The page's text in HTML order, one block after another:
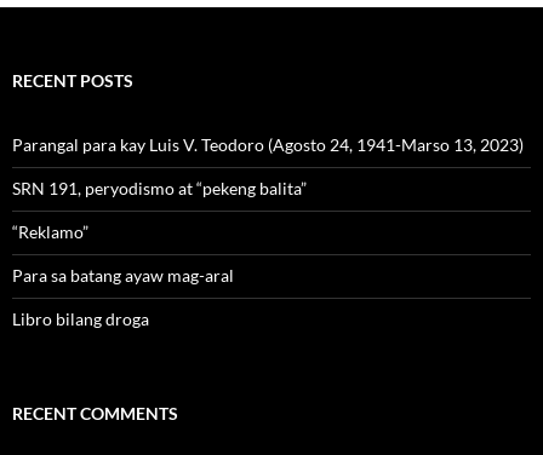
RECENT POSTS
Parangal para kay Luis V. Teodoro (Agosto 24, 1941-Marso 13, 2023)
SRN 191, peryodismo at “pekeng balita”
“Reklamo”
Para sa batang ayaw mag-aral
Libro bilang droga
RECENT COMMENTS